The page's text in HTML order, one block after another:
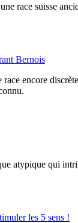
race suisse
Bernois
encore
atypique qui
les 5 sens !